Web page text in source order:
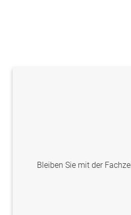
Bleiben Sie mit der